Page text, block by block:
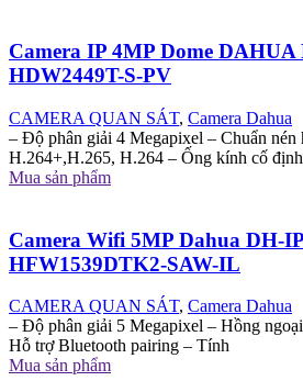
Camera IP 4MP Dome
HDW2449T-S-PV
CAMERA QUAN SÁT, Camera Dahua
– Độ phân giải 4 Megapixel – Chuẩn nén
H.264+,H.265, H.264 – Ống kính cố
Mua sản phẩm
Camera Wifi 5MP Dahua DH-
HFW1539DTK2-SAW-IL
CAMERA QUAN SÁT, Camera Dahua
– Độ phân giải 5 Megapixel – Hồng
Hỗ trợ Bluetooth pairing – Tính
Mua sản phẩm